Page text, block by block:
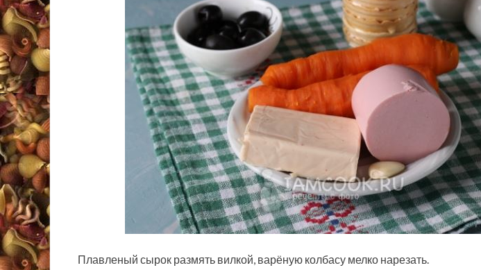
Плавленый сырок размять вилкой, варёную колбасу мелко нарезать.